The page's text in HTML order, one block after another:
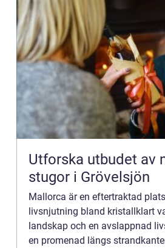
Utforska utbudet av
stugor i Grövelsjön
Mallorca är en eftertraktad
livsnjutning bland kristallklart
landskap och en avslappnad
en promenad längs